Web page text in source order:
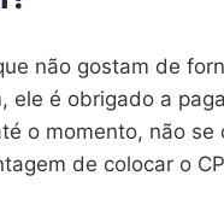
não gostam de
ele é obrigado a
o momento, não se
de colocar o